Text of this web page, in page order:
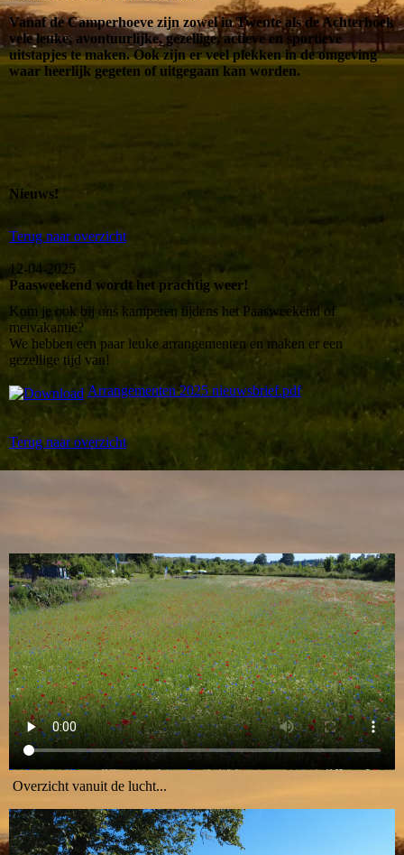
Vanaf de Camperhoeve zijn zowel in Twente als de Achterhoek
vele leuke, avontuurlijke, gezellige, actieve en sportieve
uitstapjes te maken. Ook zijn er veel plekken in de omgeving
waar heerlijk gegeten of uitgegaan kan worden.
Nieuws!
Terug naar overzicht
12-04-2025
Paasweekend wordt het prachtig weer!
Kom je ook bij ons kamperen tijdens het Paasweekend of
meivakantie?
We hebben een paar leuke arrangementen en maken er een
gezellige tijd van!
Arrangementen 2025 nieuwsbrief.pdf
Terug naar overzicht
Overzicht vanuit de lucht...